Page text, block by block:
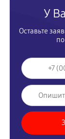
У
Оставьте